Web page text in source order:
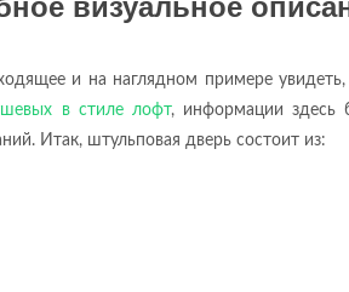
визуальное
и на наглядном примере
в стиле лофт, информации здесь
Итак, штульповая дверь состоит из: